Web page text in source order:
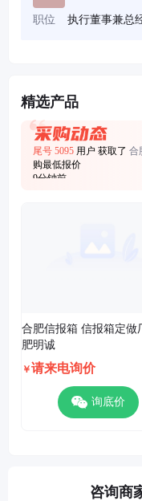
职位 执行董事兼总
精选产品
购最低报价
46分钟前
尾号 5095 用户 获取了 合
购最低报价
9分钟前
用户 获取了
合肥信报箱 信报箱定做
肥明诚
￥请来电询价
询底价
咨询商